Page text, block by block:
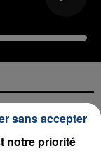
notre priorité
sans accepter